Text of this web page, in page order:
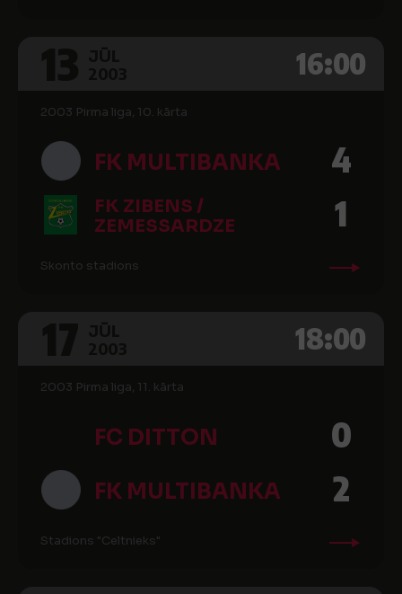
16:00
2003 Pirma liga, 10. kārta
FK MULTIBANKA 4
FK ZIBENS /
ZEMESSARDZE
1
Skonto stadions
18:00
2003 Pirma liga, 11. kārta
FC DITTON 0
FK MULTIBANKA 2
Stadions "Celtnieks"